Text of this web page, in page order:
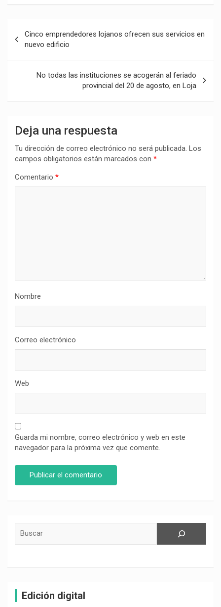
de
entradas
Cinco emprendedores lojanos ofrecen sus servicios en
nuevo edificio
No todas las instituciones se acogerán al feriado
provincial del 20 de agosto, en Loja
Deja una respuesta
Tu dirección de correo electrónico no será publicada. Los
campos obligatorios están marcados con *
Comentario *
Nombre
Correo electrónico
Web
Guarda mi nombre, correo electrónico y web en este
navegador para la próxima vez que comente.
Edición digital